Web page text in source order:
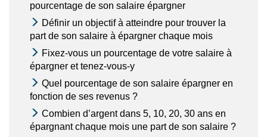
pourcentage de son salaire épargner
Définir un objectif à atteindre pour trouver la
part de son salaire à épargner chaque mois
Fixez-vous un pourcentage de votre salaire à
épargner et tenez-vous-y
Quel pourcentage de son salaire épargner en
fonction de ses revenus ?
Combien d’argent dans 5, 10, 20, 30 ans en
épargnant chaque mois une part de son salaire ?